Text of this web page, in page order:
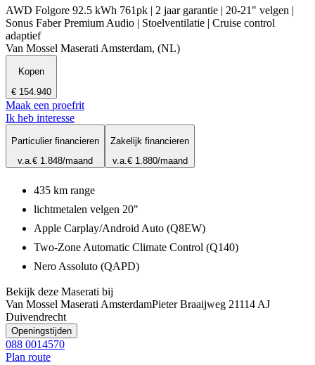
AWD Folgore 92.5 kWh 761pk | 2 jaar garantie | 20-21" velgen |
Sonus Faber Premium Audio | Stoelventilatie | Cruise control
adaptief
Van Mossel Maserati Amsterdam, (NL)
Kopen
€ 154.940
Maak een proefrit
Ik heb interesse
Particulier financieren
v.a.€ 1.848/maand
Zakelijk financieren
v.a.€ 1.880/maand
435 km range
lichtmetalen velgen 20"
Apple Carplay/Android Auto (Q8EW)
Two-Zone Automatic Climate Control (Q140)
Nero Assoluto (QAPD)
Bekijk deze Maserati bij
Van Mossel Maserati AmsterdamPieter Braaijweg 21114 AJ
Duivendrecht
Openingstijden
088 0014570
Plan route